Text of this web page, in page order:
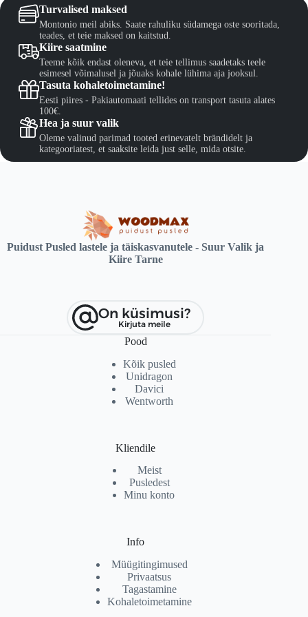
Turvalised maksed
Montonio meil abiks. Saate rahuliku südamega oste sooritada,
teades, et teie maksed on kaitstud.
Kiire saatmine
Teeme kõik endast oleneva, et teie tellimus saadetaks teele
esimesel võimalusel ja jõuaks kohale lühima aja jooksul.
Tasuta kohaletoimetamine!
Eesti piires - Pakiautomaati tellides on transport tasuta alates
100€.
Hea ja suur valik
Oleme valinud parimad tooted erinevatelt brändidelt ja
kategooriatest, et saaksite leida just selle, mida otsite.
Puidust Pusled lastele ja täiskasvanutele - Suur Valik ja
Kiire Tarne
On küsimusi?
Kirjuta meile
Pood
Kõik pusled
Unidragon
Davici
Wentworth
Kliendile
Meist
Pusledest
Minu konto
Info
Müügitingimused
Privaatsus
Tagastamine
Kohaletoimetamine